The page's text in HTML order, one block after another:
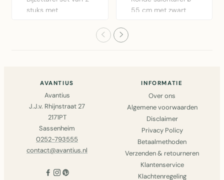
stuks met
55 cm met zwart
AVANTIUS
Avantius
J.J.v. Rhijnstraat 27
2171PT
Sassenheim
0252-793555
contact@avantius.nl
INFORMATIE
Over ons
Algemene voorwaarden
Disclaimer
Privacy Policy
Betaalmethoden
Verzenden & retourneren
Klantenservice
Klachtenregeling